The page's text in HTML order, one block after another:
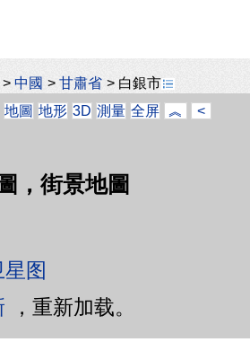
>中國 >甘肅省 > 白銀市
地圖 地形 3D 測量 全屏 ︽ <
，街景地圖
图
，重新加载。